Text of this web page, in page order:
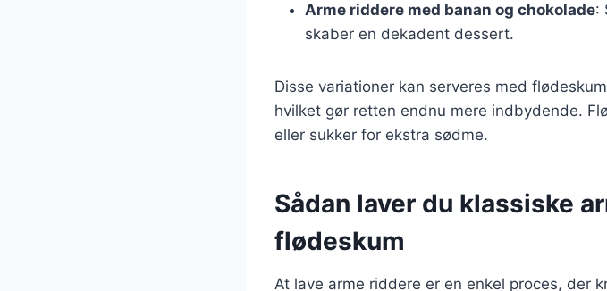
Arme riddere med banan og chokolade:
skaber en dekadent dessert.
Disse variationer kan serveres med
hvilket gør retten endnu mere indbydende.
eller sukker for ekstra sødme.
Sådan laver du klassiske
flødeskum
At lave arme riddere er en enkel proces, der